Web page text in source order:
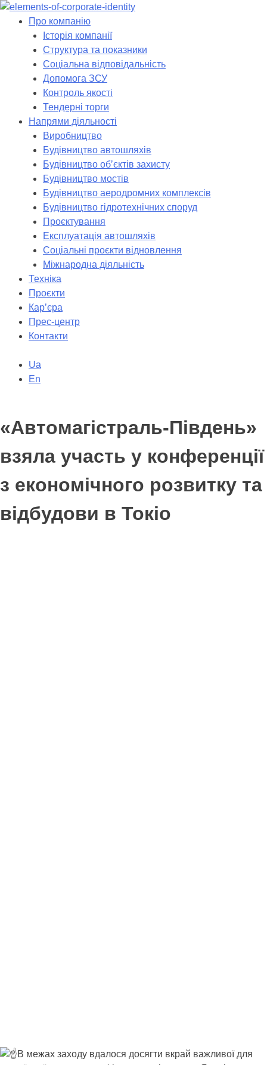
Skip
Про компанію
Історія компанії
Структура та показники
Соціальна відповідальність
Допомога ЗСУ
Контроль якості
Тендерні торги
Напрями діяльності
Виробництво
Будівництво автошляхів
Будівництво обʼєктів захисту
Будівництво мостів
Будівництво аеродромних комплексів
Будівництво гідротехнічних споруд
Проєктування
Експлуатація автошляхів
Соціальні проєкти відновлення
Міжнародна діяльність
Техніка
Проєкти
Кар’єра
Прес-центр
Контакти
Ua
En
«Автомагістраль-Південь»
взяла участь у конференції
з економічного розвитку та
відбудови в Токіо
В межах заходу вдалося досягти вкрай важливої для